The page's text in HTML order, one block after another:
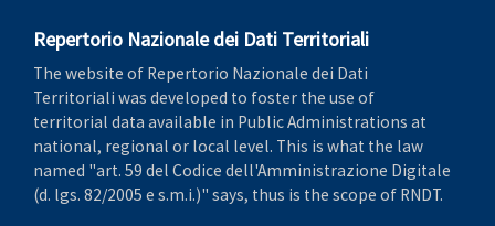
Repertorio Nazionale dei Dati Territoriali
The website of Repertorio Nazionale dei Dati
Territoriali was developed to foster the use of
territorial data available in Public Administrations at
national, regional or local level. This is what the law
named "art. 59 del Codice dell'Amministrazione Digitale
(d. lgs. 82/2005 e s.m.i.)" says, thus is the scope of RNDT.